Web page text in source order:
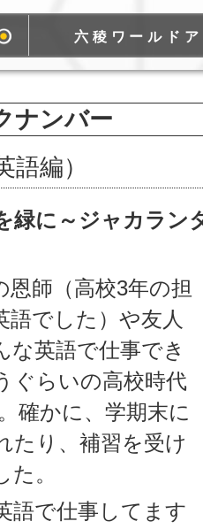
六稜ワールド
ナンバー
編）
緑に～ジャカラン
恩師（高校3年の担
語でした）や友人
な英語で仕事でき
ぐらいの高校時代
確かに、学期末に
たり、補習を受け
。
語で仕事してます